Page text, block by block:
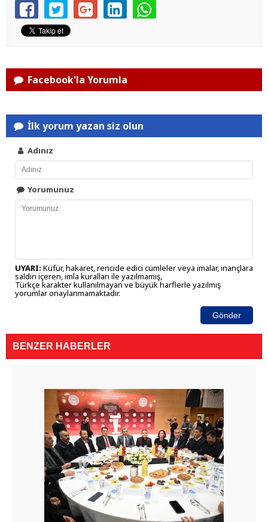
Facebook'la Yorumla
İlk yorum yazan siz olun
Adınız
Yorumunuz
UYARI: Küfür, hakaret, rencide edici cümleler veya imalar, inançlara
saldırı içeren, imla kuralları ile yazılmamış,
Türkçe karakter kullanılmayan ve büyük harflerle yazılmış
yorumlar onaylanmamaktadır.
Gönder
BENZER HABERLER